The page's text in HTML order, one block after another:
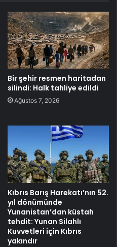
Bir şehir resmen haritadan
silindi: Halk tahliye edildi
Ağustos 7, 2026
Kıbrıs Barış Harekatı’nın 52.
yıl dönümünde
Yunanistan’dan küstah
tehdit: Yunan Silahlı
Kuvvetleri için Kıbrıs
yakındır